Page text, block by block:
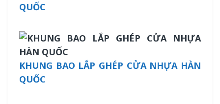
QUỐC
KHUNG BAO LẮP GHÉP CỬA NHỰA HÀN
QUỐC